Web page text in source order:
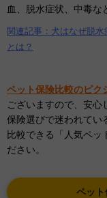
血、脱水症状、中毒な
関連記事：犬はなぜ脱
とは？
ペット保険比較のピク
ございますので、安心
保険選びで迷われてい
比較できる「人気ペッ
ださい。
ペッ